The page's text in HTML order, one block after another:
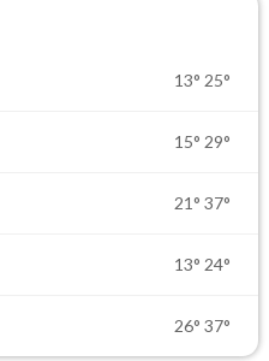
13° 25°
15° 29°
21° 37°
13° 24°
26° 37°